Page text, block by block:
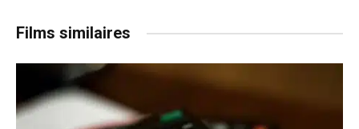
Films similaires